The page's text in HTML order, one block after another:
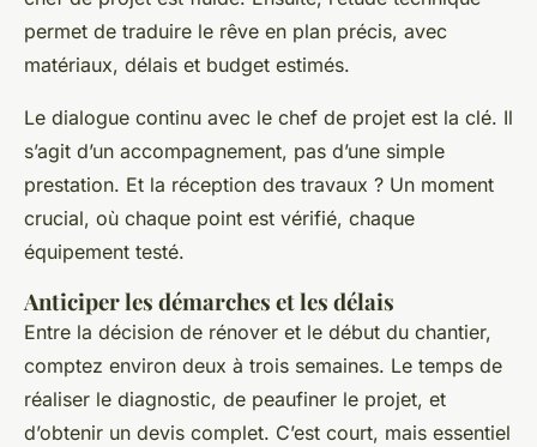
permet de traduire le rêve en plan précis, avec
matériaux, délais et budget estimés.
Le dialogue continu avec le chef de projet est la clé. Il
s’agit d’un accompagnement, pas d’une simple
prestation. Et la réception des travaux ? Un moment
crucial, où chaque point est vérifié, chaque
équipement testé.
Anticiper les démarches et les délais
Entre la décision de rénover et le début du chantier,
comptez environ deux à trois semaines. Le temps de
réaliser le diagnostic, de peaufiner le projet, et
d’obtenir un devis complet. C’est court, mais essentiel